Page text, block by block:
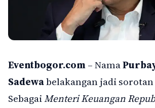
Eventbogor.com– Nama
Sadewabelakangan jadi
SebagaiMenteri Keuangan